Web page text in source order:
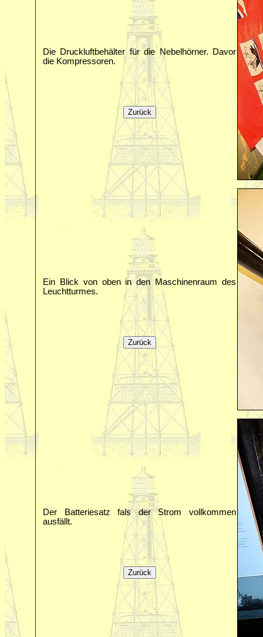
Die Druckluftbehälter für die Nebelhörner. Davor
die Kompressoren.
Ein Blick von oben in den Maschinenraum des
Leuchtturmes.
Der Batteriesatz fals der Strom vollkommen
ausfällt.